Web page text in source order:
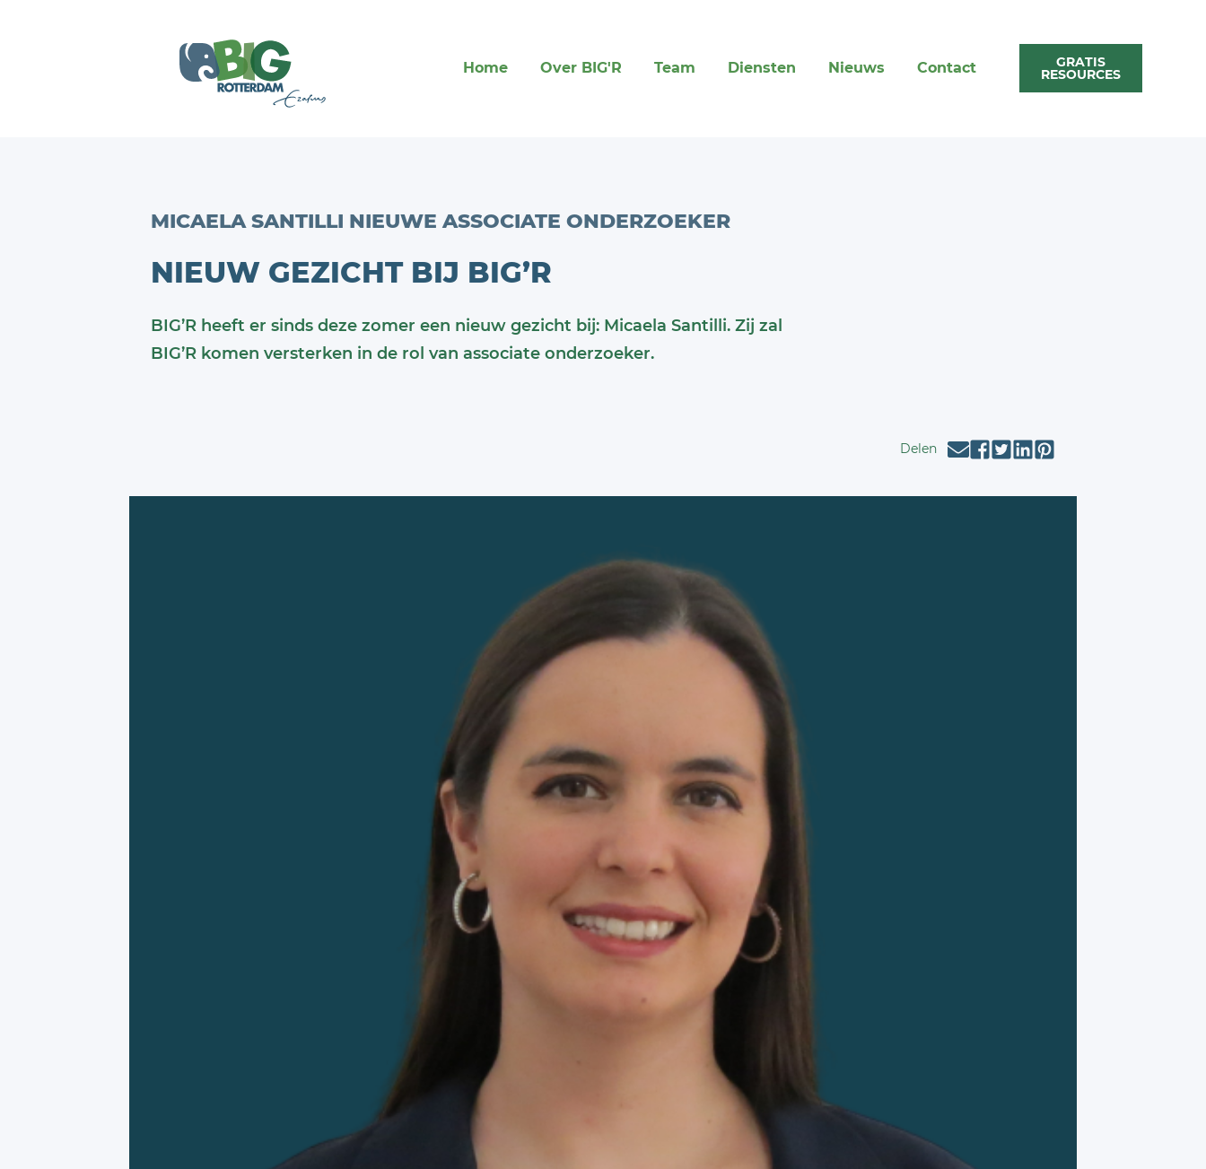
Home Over BIG'R Team Diensten Nieuws Contact GRATIS
RESOURCES
MICAELA SANTILLI NIEUWE ASSOCIATE ONDERZOEKER
NIEUW GEZICHT BIJ BIG’R
BIG’R heeft er sinds deze zomer een nieuw gezicht bij: Micaela Santilli. Zij zal
BIG’R komen versterken in de rol van associate onderzoeker.
Delen